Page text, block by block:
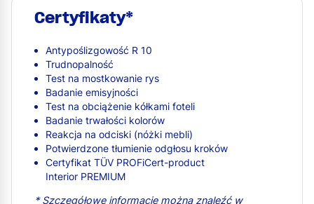
Certyfikaty*
Antypoślizgowość R 10
Trudnopalność
Test na mostkowanie rys
Badanie emisyjności
Test na obciążenie kółkami foteli
Badanie trwałości kolorów
Reakcja na odciski (nóżki mebli)
Potwierdzone tłumienie odgłosu kroków
Certyfikat TÜV PROFiCert-product
Interior PREMIUM
* Szczegółowe informacje można znaleźć w